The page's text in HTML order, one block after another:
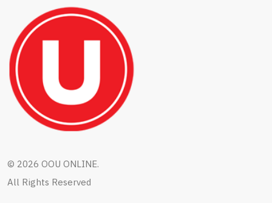
© 2026 OOU ONLINE.
All Rights Reserved